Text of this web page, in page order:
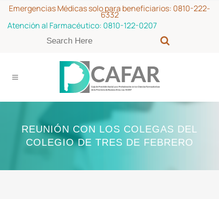
Emergencias Médicas solo para beneficiarios: 0810-222-
6332
Atención al Farmacéutico: 0810-122-0207
REUNIÓN CON LOS COLEGAS DEL
COLEGIO DE TRES DE FEBRERO